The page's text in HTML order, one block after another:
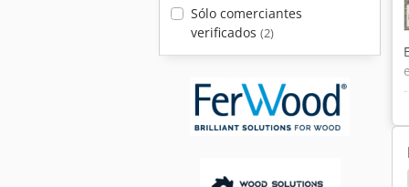
Sólo comerciantes
verificados (2)